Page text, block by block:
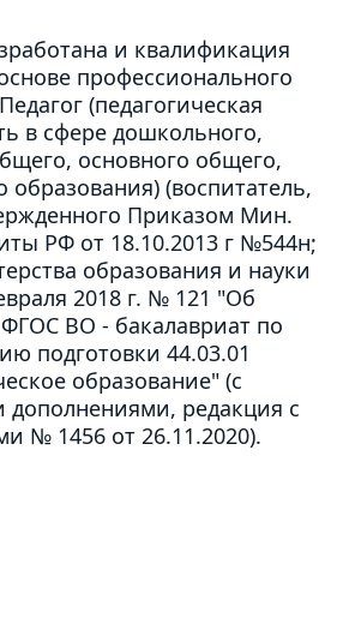
и квалификация
профессионального
(педагогическая
в сфере дошкольного,
основного общего,
образования) (воспитатель,
Приказом Мин.
РФ от 18.10.2013 г №544н;
образования и науки
2018 г. № 121 "Об
ВО - бакалавриат по
подготовки 44.03.01
образование" (с
редакция с
№ 1456 от 26.11.2020).